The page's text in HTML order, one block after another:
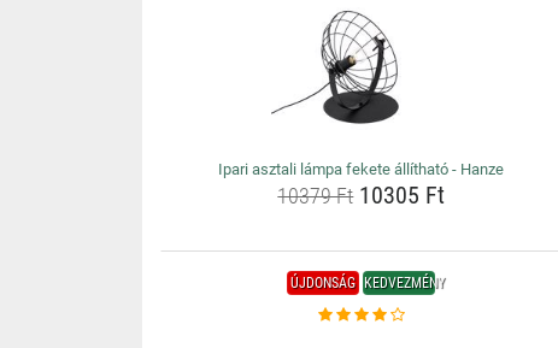
Ipari asztali lámpa fekete állítható - Hanze
10379 Ft10305 Ft
ÚJDONSÁG KEDVEZMÉNY